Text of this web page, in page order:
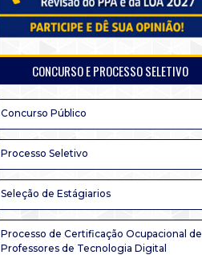
CONCURSO E PROCESSO SELETIVO
Concurso Público
Processo Seletivo
Seleção de Estágiarios
Processo de Certificação Ocupacional de
Professores de Tecnologia Digital